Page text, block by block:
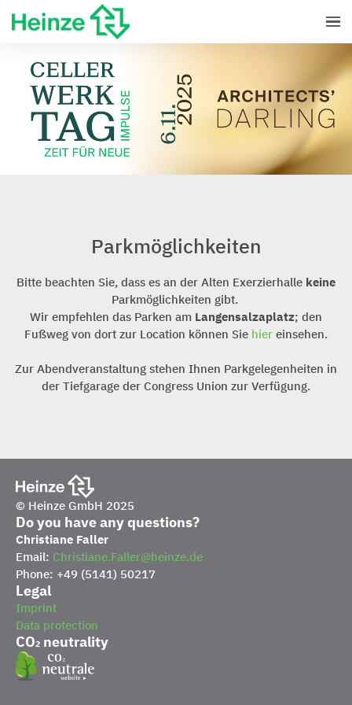
Parkmöglichkeiten
Bitte beachten Sie, dass es an der Alten Exerzierhalle keine
Parkmöglichkeiten gibt.
Wir empfehlen das Parken am Langensalzaplatz; den
Fußweg von dort zur Location können Sie hier einsehen.
Zur Abendveranstaltung stehen Ihnen Parkgelegenheiten in
der Tiefgarage der Congress Union zur Verfügung.
© Heinze GmbH 2025
Do you have any questions?
Christiane Faller
Email: Christiane.Faller@heinze.de
Phone: +49 (5141) 50217
Legal
Imprint
Data protection
CO₂ neutrality